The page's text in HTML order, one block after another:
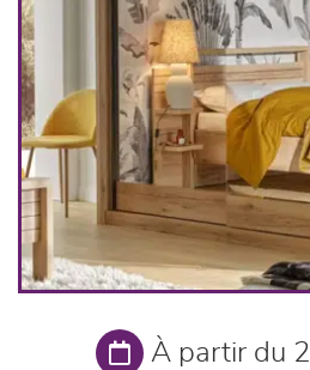
À partir du